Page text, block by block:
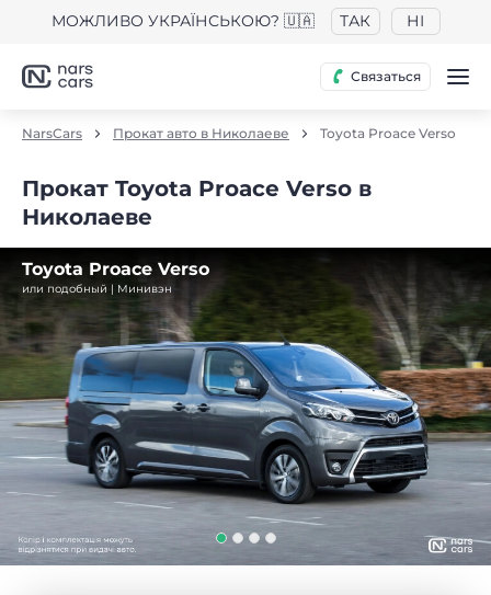
МОЖЛИВО УКРАЇНСЬКОЮ? 🇺🇦 ТАК НІ
Связаться
NarsCars Прокат авто в Николаеве Toyota Proace Verso
Прокат Toyota Proace Verso в
Николаеве
Toyota Proace Verso
или подобный | Минивэн